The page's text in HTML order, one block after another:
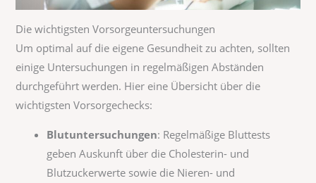
Die wichtigsten Vorsorgeuntersuchungen
Um optimal auf die eigene Gesundheit zu achten, sollten
einige Untersuchungen in regelmäßigen Abständen
durchgeführt werden. Hier eine Übersicht über die
wichtigsten Vorsorgechecks:
Blutuntersuchungen: Regelmäßige Bluttests
geben Auskunft über die Cholesterin- und
Blutzuckerwerte sowie die Nieren- und